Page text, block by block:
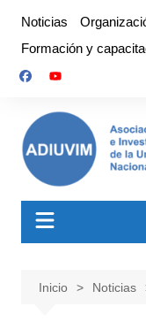
contenido
Noticias
Formación y
Inicio Noticias